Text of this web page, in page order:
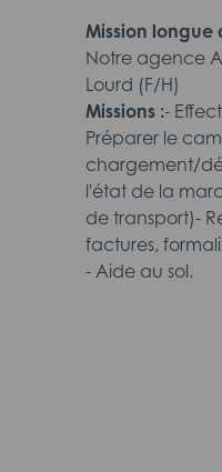
Mission longue
Notre agence
Lourd (F/H)
Missions :-
Préparer le
chargement/
l'état de la
de transport)-
factures,
- Aide au sol.